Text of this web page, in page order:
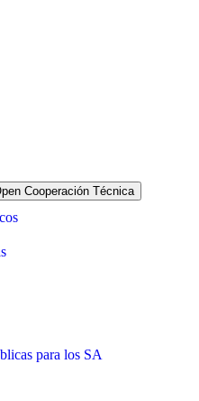
Cooperación Técnica
para los SA